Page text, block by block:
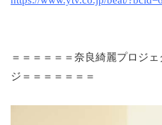
＝＝＝＝＝＝奈良綺麗プロジ
ジ＝＝＝＝＝＝＝